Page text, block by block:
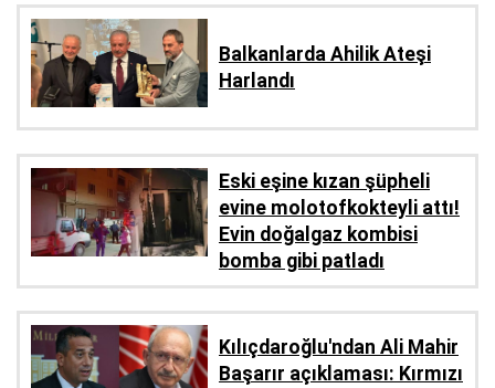
Balkanlarda Ahilik Ateşi
Harlandı
Eski eşine kızan şüpheli
evine molotofkokteyli attı!
Evin doğalgaz kombisi
bomba gibi patladı
Kılıçdaroğlu'ndan Ali Mahir
Başarır açıklaması: Kırmızı